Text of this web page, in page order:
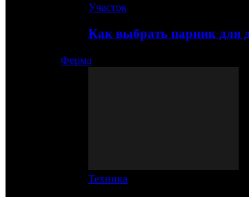
Участок
Как выбрать парник для
Ферма
Техника